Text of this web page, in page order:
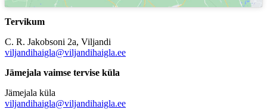
Tervikum
C. R. Jakobsoni 2a, Viljandi
viljandihaigla@viljandihaigla.ee
Jämejala vaimse tervise küla
Jämejala küla
viljandihaigla@viljandihaigla.ee